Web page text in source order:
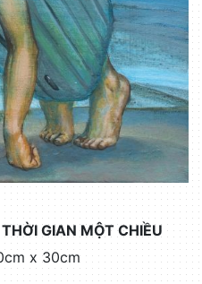
GIAN MỘT CHIỀU
x 30cm